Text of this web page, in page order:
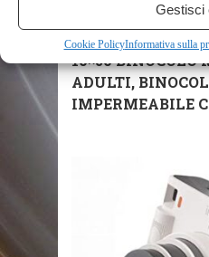
Gestisci
Cookie PolicyInformativa sulla
10×50 BINOCOLO
ADULTI,
IMPERMEABILE